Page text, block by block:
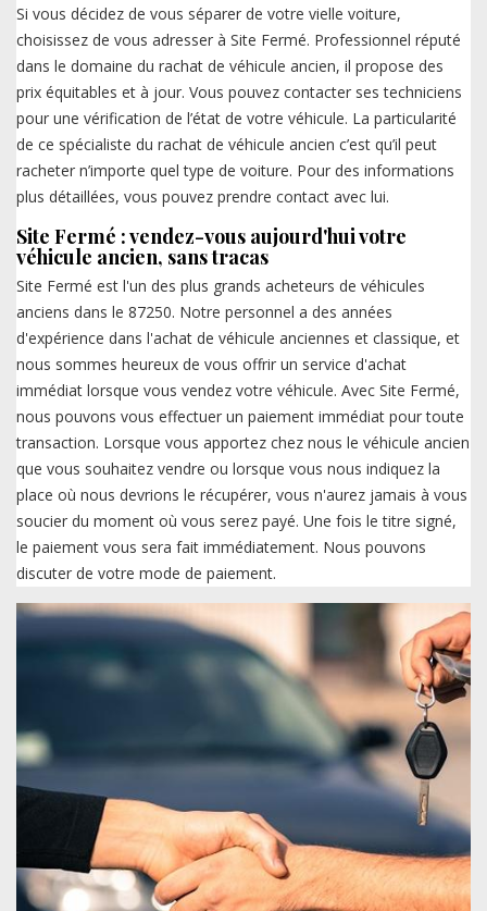
Si vous décidez de vous séparer de votre vielle voiture,
choisissez de vous adresser à Site Fermé. Professionnel réputé
dans le domaine du rachat de véhicule ancien, il propose des
prix équitables et à jour. Vous pouvez contacter ses techniciens
pour une vérification de l’état de votre véhicule. La particularité
de ce spécialiste du rachat de véhicule ancien c’est qu’il peut
racheter n’importe quel type de voiture. Pour des informations
plus détaillées, vous pouvez prendre contact avec lui.
Site Fermé : vendez-vous aujourd'hui votre
véhicule ancien, sans tracas
Site Fermé est l'un des plus grands acheteurs de véhicules
anciens dans le 87250. Notre personnel a des années
d'expérience dans l'achat de véhicule anciennes et classique, et
nous sommes heureux de vous offrir un service d'achat
immédiat lorsque vous vendez votre véhicule. Avec Site Fermé,
nous pouvons vous effectuer un paiement immédiat pour toute
transaction. Lorsque vous apportez chez nous le véhicule ancien
que vous souhaitez vendre ou lorsque vous nous indiquez la
place où nous devrions le récupérer, vous n'aurez jamais à vous
soucier du moment où vous serez payé. Une fois le titre signé,
le paiement vous sera fait immédiatement. Nous pouvons
discuter de votre mode de paiement.